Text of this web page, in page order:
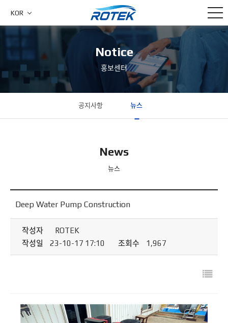
KOR
Notice
홍보센터
공지사항 뉴스
News
뉴스
Deep Water Pump Construction
작성자
ROTEK
작성일
23-10-17 17:10 조회수 1,967